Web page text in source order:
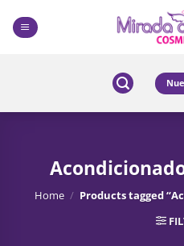
content
Home / Products tagged